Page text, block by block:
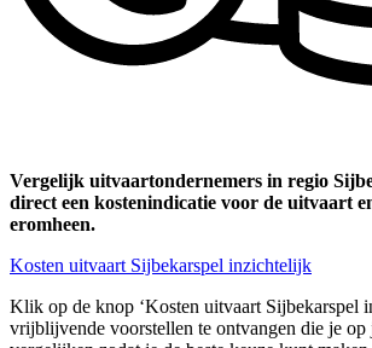
Vergelijk uitvaartondernemers in regio
direct een kostenindicatie voor de uitvaart
eromheen.
Kosten uitvaart Sijbekarspel inzichtelijk
Klik op de knop ‘Kosten uitvaart Sijbekarspel
vrijblijvende voorstellen te ontvangen die je op